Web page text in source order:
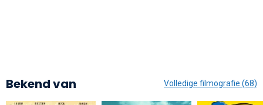
Bekend van Volledige filmografie (68)